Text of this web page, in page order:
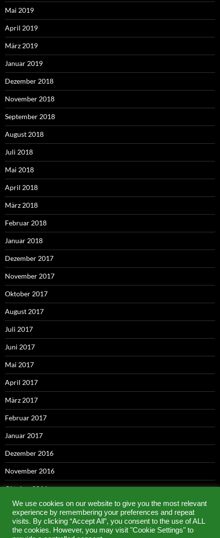
Mai 2019
April 2019
März 2019
Januar 2019
Dezember 2018
November 2018
September 2018
August 2018
Juli 2018
Mai 2018
April 2018
März 2018
Februar 2018
Januar 2018
Dezember 2017
November 2017
Oktober 2017
August 2017
Juli 2017
Juni 2017
Mai 2017
April 2017
März 2017
Februar 2017
Januar 2017
Dezember 2016
November 2016
Oktober 2016
September 2016
Mai 2016
We use cookies on our website to give you the most relevant
experience by remembering your preferences and repeat
visits. By clicking “Accept All”, you consent to the use of ALL
the cookies. However, you may visit "Cookie Settings" to